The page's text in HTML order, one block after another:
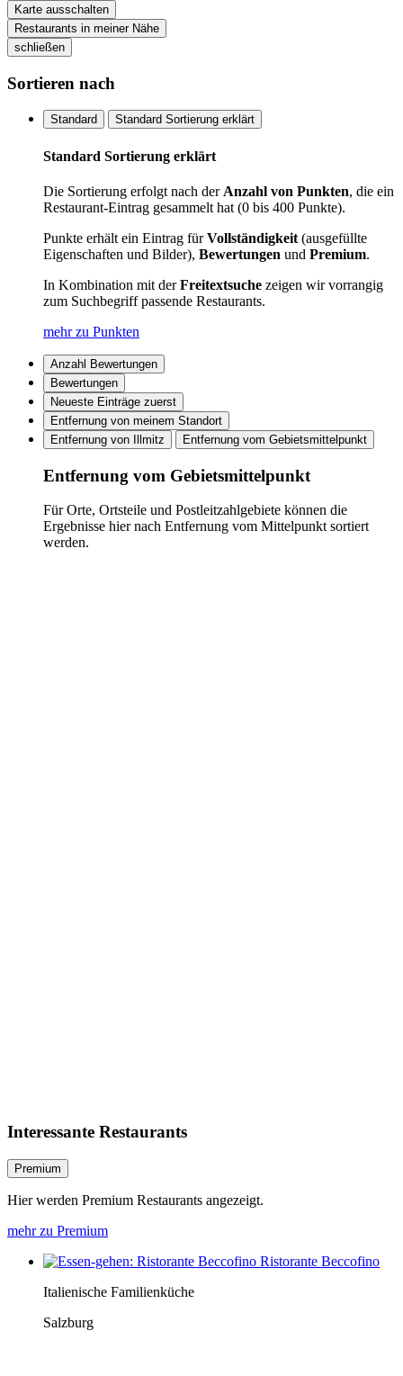
Karte ausschalten
Restaurants in meiner Nähe
schließen
Sortieren nach
Standard Standard Sortierung erklärt
Standard Sortierung erklärt
Die Sortierung erfolgt nach der Anzahl von Punkten, die ein
Restaurant-Eintrag gesammelt hat (0 bis 400 Punkte).
Punkte erhält ein Eintrag fürVollständigkeit (ausgefüllte
Eigenschaften und Bilder), Bewertungen und Premium.
In Kombination mit derFreitextsuche zeigen wir vorrangig
zum Suchbegriff passende Restaurants.
mehr zu Punkten
Anzahl Bewertungen
Bewertungen
Neueste Einträge zuerst
Entfernung von meinem Standort
Entfernung von Illmitz
Entfernung vom Gebietsmittelpunkt
Entfernung vom Gebietsmittelpunkt
Für Orte, Ortsteile und Postleitzahlgebiete können die
Ergebnisse hier nach Entfernung vom Mittelpunkt sortiert
werden.
Interessante Restaurants
Premium
Hier werden Premium Restaurants angezeigt.
mehr zu Premium
Ristorante Beccofino
Italienische Familienküche
Salzburg